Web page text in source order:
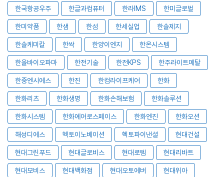
한국항공우주 한글과컴퓨터 한라IMS 한미글로벌
한미약품 한샘 한섬 한세실업 한솔제지
한솔케미칼 한싹 한양이엔지 한온시스템
한올바이오파마 한전기술 한전KPS 한주라이트메탈
한중엔시에스 한진 한컴라이프케어 한화
한화리츠 한화생명 한화손해보험 한화솔루션
한화시스템 한화에어로스페이스 한화엔진 한화오션
해성디에스 헥토이노베이션 헥토파이낸셜 현대건설
현대그린푸드 현대글로비스 현대로템 현대리바트
현대모비스 현대백화점 현대오토에버 현대위아